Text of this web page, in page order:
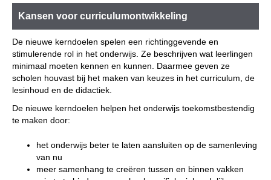
Kansen voor curriculumontwikkeling
De nieuwe kerndoelen spelen een richtinggevende en
stimulerende rol in het onderwijs. Ze beschrijven wat leerlingen
minimaal moeten kennen en kunnen. Daarmee geven ze
scholen houvast bij het maken van keuzes in het curriculum, de
lesinhoud en de didactiek.
De nieuwe kerndoelen helpen het onderwijs toekomstbestendig
te maken door:
het onderwijs beter te laten aansluiten op de samenleving
van nu
meer samenhang te creëren tussen en binnen vakken